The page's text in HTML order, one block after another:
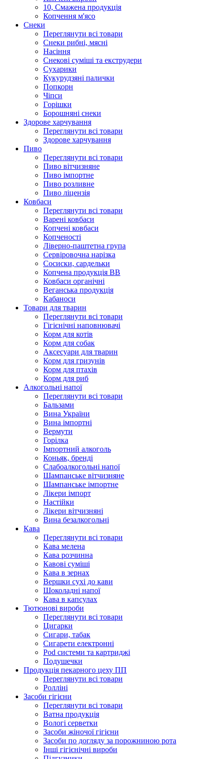
10, Смажена продукція
Копчення м'ясо
Снеки
Переглянути всі товари
Снеки рибні, мясні
Насіння
Снекові суміші та екструдери
Сухарики
Кукурудзяні пaлички
Попкорн
Чіпси
Гoрішки
Борошняні снеки
Здорове харчування
Переглянути всі товари
Здорове харчування
Пиво
Переглянути всі товари
Пиво вітчизняне
Пиво імпортне
Пиво розливне
Пиво ліцензія
Ковбаси
Переглянути всі товари
Варені ковбаси
Копчені ковбаси
Копченості
Ліверно-паштетна група
Сервіровочна нарізка
Сосиски, сардельки
Копчена продукція ВВ
Ковбаси органічні
Веганська продукція
Кабаноси
Товари для тварин
Переглянути всі товари
Гігієнічні наповнювачі
Корм для котів
Корм для собак
Аксесуари для тварин
Корм для гризунів
Корм для птахів
Корм для риб
Алкогольні напої
Переглянути всі товари
Бальзами
Вина України
Вина імпортні
Вермути
Горілка
Імпортний алкоголь
Коньяк, бренді
Слабоалкогольні напої
Шампанське вітчизняне
Шампанське імпортне
Лікери імпорт
Настійки
Лікери вітчизняні
Вина безалкогольні
Кава
Переглянути всі товари
Кава мелена
Кава розчинна
Кавові суміші
Кава в зернах
Вершки сухі до кави
Шоколадні напої
Кава в капсулах
Тютюнові вироби
Переглянути всі товари
Цигарки
Сигари, табак
Сигарети електронні
Pod системи та картриджі
Подушечки
Продукцiя пекарного цеху ПП
Переглянути всі товари
Ролліні
Засоби гігієни
Переглянути всі товари
Ватна продукція
Вологi серветки
Засоби жіночої гігієни
Засоби по догляду за порожниною рота
Інші гігієнічні вироби